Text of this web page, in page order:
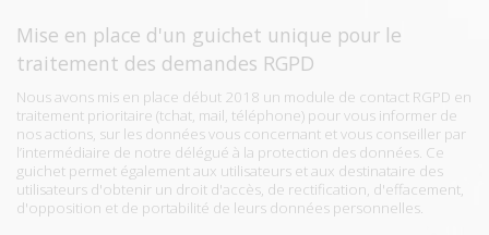
Mise en place d'un guichet unique pour le
traitement des demandes RGPD
Nous avons mis en place début 2018 un module de contact RGPD en
traitement prioritaire (tchat, mail, téléphone) pour vous informer de
nos actions, sur les données vous concernant et vous conseiller par
l’intermédiaire de notre délégué à la protection des données. Ce
guichet permet également aux utilisateurs et aux destinataire des
utilisateurs d'obtenir un droit d'accès, de rectification, d'effacement,
d'opposition et de portabilité de leurs données personnelles.